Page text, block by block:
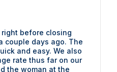
before closing
couple days ago. The
and easy. We also
rate thus far on our
the woman at the